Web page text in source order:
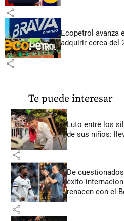
share
Ecopetrol avanza
adquirir cerca del
share
Te puede interesar
Luto entre los
de sus niños:
share
De
éxito
renacen con el
share